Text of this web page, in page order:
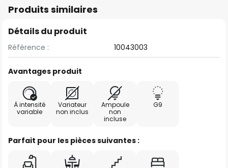
Produits similaires
Détails du produit
Référence : 10043003
Avantages produit
À intensité
variable
Variateur
non inclus
Ampoule
non
incluse
G9
Parfait pour les pièces suivantes :